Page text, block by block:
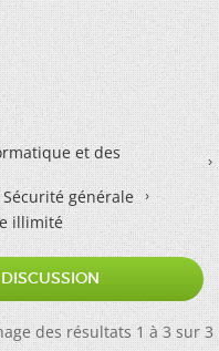
et des
générale
illimité
des résultats 1 à 3 sur 3